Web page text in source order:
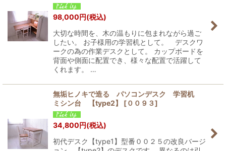
98,000円(税込)
大切な時間を、木の温もりに包まれながら過ご
したい。 お子様用の学習机として。 デスクワ
ークの為の作業デスクとして。 カップボードを
背面や側面に配置でき、様々な配置で活躍して
くれます。 …
無垢ヒノキで造る パソコンデスク 学習机
ミシン台 【type2】
[００９３]
34,800円(税込)
初代デスク【type1】型番００２５の改良バージ